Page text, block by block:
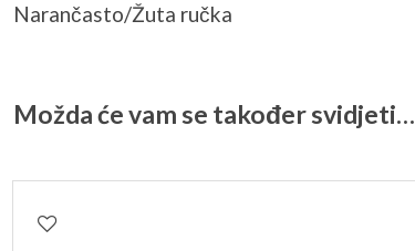
Narančasto/Žuta ručka
Možda će vam se također svidjeti…